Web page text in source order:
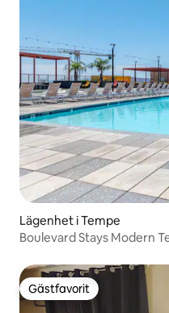
Lägenhet i Tempe
Boulevard Stays Modern
Gästfavorit
Gästfavorit